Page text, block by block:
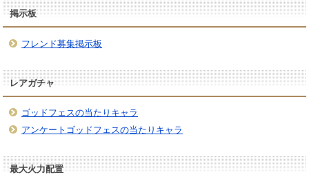
掲示板
フレンド募集掲示板
レアガチャ
ゴッドフェスの当たりキャラ
アンケートゴッドフェスの当たりキャラ
最大火力配置